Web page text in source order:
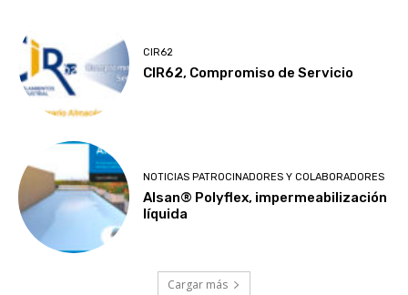
CIR62
CIR62, Compromiso de Servicio
NOTICIAS PATROCINADORES Y COLABORADORES
Alsan® Polyflex, impermeabilización
líquida
Cargar más